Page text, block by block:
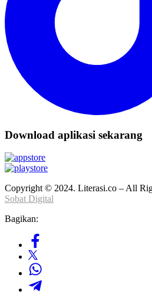
Download aplikasi sekarang
Copyright © 2024. Literasi.co – All
Sobat Digital
Bagikan: